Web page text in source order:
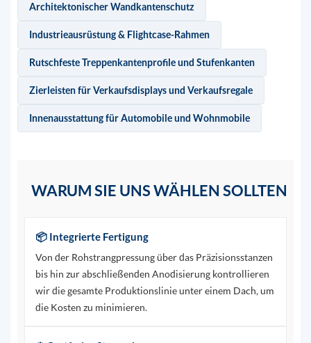
Architektonischer Wandkantenschutz
Industrieausrüstung & Flightcase-Rahmen
Rutschfeste Treppenkantenprofile und Stufenkanten
Zierleisten für Verkaufsdisplays und Verkaufsregale
Innenausstattung für Automobile und Wohnmobile
WARUM SIE UNS WÄHLEN SOLLTEN
📦 Integrierte Fertigung
Von der Rohstrangpressung über das Präzisionsstanzen
bis hin zur abschließenden Anodisierung kontrollieren
wir die gesamte Produktionslinie unter einem Dach, um
die Kosten zu minimieren.